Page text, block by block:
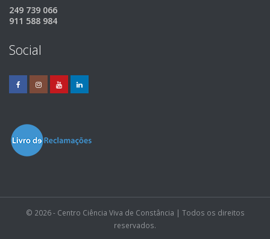
249 739 066
911 588 984
Social
© 2026 - Centro Ciência Viva de Constância | Todos os direitos
reservados.